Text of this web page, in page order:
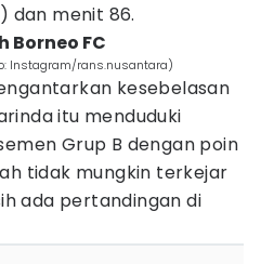
dan menit 86.
Borneo FC
Instagram/rans.nusantara)
kesebelasan
itu menduduki
Grup B dengan poin
tidak mungkin terkejar
ada pertandingan di